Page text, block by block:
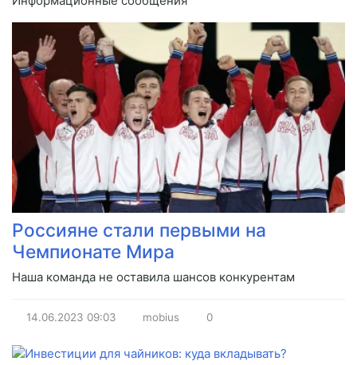
Россияне стали первыми на
Чемпионате Мира
Наша команда не оставила шансов конкурентам
14.06.2023 09:03 mobius 0